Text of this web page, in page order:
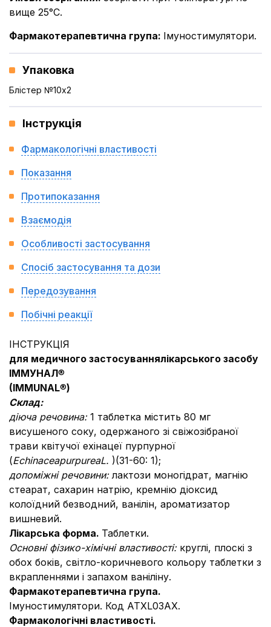
вище 25°С.
Фармакотерапевтична група: Імуностимулятори.
Упаковка
Блістер №10x2
Інструкція
Фармакологічні властивості
Показання
Протипоказання
Взаємодія
Особливості застосування
Спосіб застосування та дози
Передозування
Побічні реакції
ІНСТРУКЦІЯ
для медичного застосуваннялікарського засобу
ІММУНАЛ®
(IMMUNAL®)
Склад:
діюча речовина: 1 таблетка містить 80 мг
висушеного соку, одержаного зі свіжозібраної
трави квітучої ехінацеї пурпурної
(EchinaceapurpureaL. )(31-60: 1);
допоміжні речовини:лактози моногідрат, магнію
стеарат, сахарин натрію, кремнію діоксид
колоїдний безводний, ванілін, ароматизатор
вишневий.
Лікарська форма. Таблетки.
Основні фізико-хімічні властивості: круглі, плоскі з
обох боків, світло-коричневого кольору таблетки з
вкрапленнями і запахом ваніліну.
Фармакотерапевтична група.
Імуностимулятори. Код АТХL03AX.
Фармакологічні властивості.